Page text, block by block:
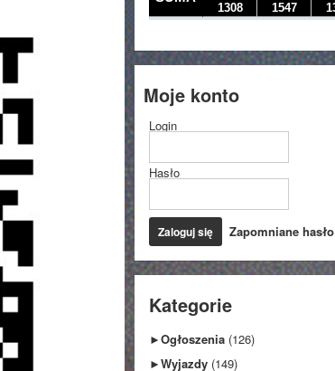
Moje konto
Login
Hasło
Zapomniane hasło
Kategorie
►Ogłoszenia (126)
►Wyjazdy (149)